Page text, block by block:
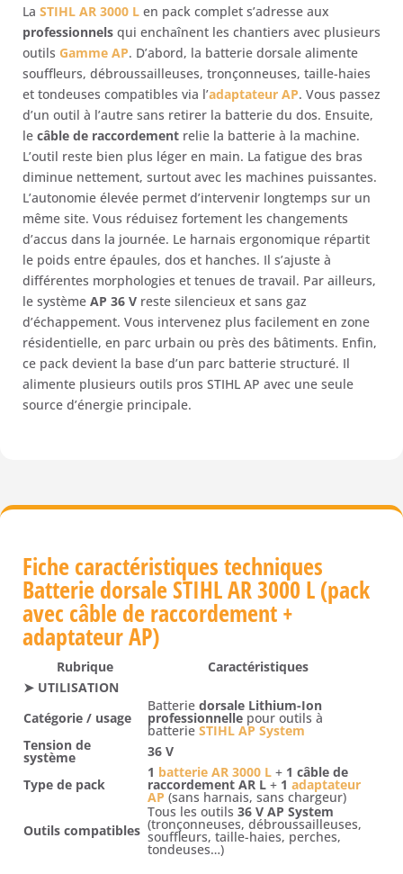
La STIHL AR 3000 L en pack complet s’adresse aux
professionnels qui enchaînent les chantiers avec plusieurs
outils Gamme AP. D’abord, la batterie dorsale alimente
souffleurs, débroussailleuses, tronçonneuses, taille-haies
et tondeuses compatibles via l’adaptateur AP. Vous passez
d’un outil à l’autre sans retirer la batterie du dos. Ensuite,
le câble de raccordement relie la batterie à la machine.
L’outil reste bien plus léger en main. La fatigue des bras
diminue nettement, surtout avec les machines puissantes.
L’autonomie élevée permet d’intervenir longtemps sur un
même site. Vous réduisez fortement les changements
d’accus dans la journée. Le harnais ergonomique répartit
le poids entre épaules, dos et hanches. Il s’ajuste à
différentes morphologies et tenues de travail. Par ailleurs,
le système AP 36 V reste silencieux et sans gaz
d’échappement. Vous intervenez plus facilement en zone
résidentielle, en parc urbain ou près des bâtiments. Enfin,
ce pack devient la base d’un parc batterie structuré. Il
alimente plusieurs outils pros STIHL AP avec une seule
source d’énergie principale.
Fiche caractéristiques techniques
Batterie dorsale STIHL AR 3000 L (pack
avec câble de raccordement +
adaptateur AP)
Rubrique
Caractéristiques
➤ UTILISATION
Catégorie / usage
Batterie dorsale Lithium-Ion
professionnelle pour outils à
batterie STIHL AP System
Tension de
système
36 V
Type de pack
1 batterie AR 3000 L + 1 câble de
raccordement AR L + 1 adaptateur
AP (sans harnais, sans chargeur)
Outils compatibles
Tous les outils 36 V AP System
(tronçonneuses, débroussailleuses,
souffleurs, taille-haies, perches,
tondeuses…)